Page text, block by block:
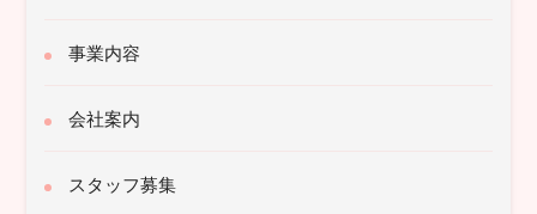
事業内容
会社案内
スタッフ募集